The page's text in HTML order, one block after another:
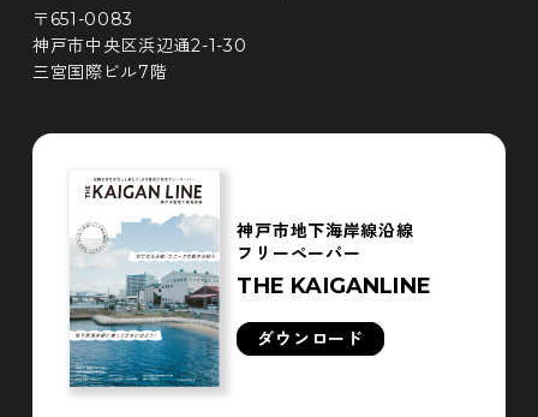
〒651-0083
神戸市中央区浜辺通2-1-30
三宮国際ビル7階
神戸市地下海岸線沿線
フリーペーパー
THE KAIGANLINE
ダウンロード